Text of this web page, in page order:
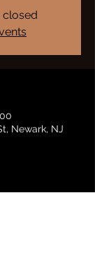
closed
Newark, NJ